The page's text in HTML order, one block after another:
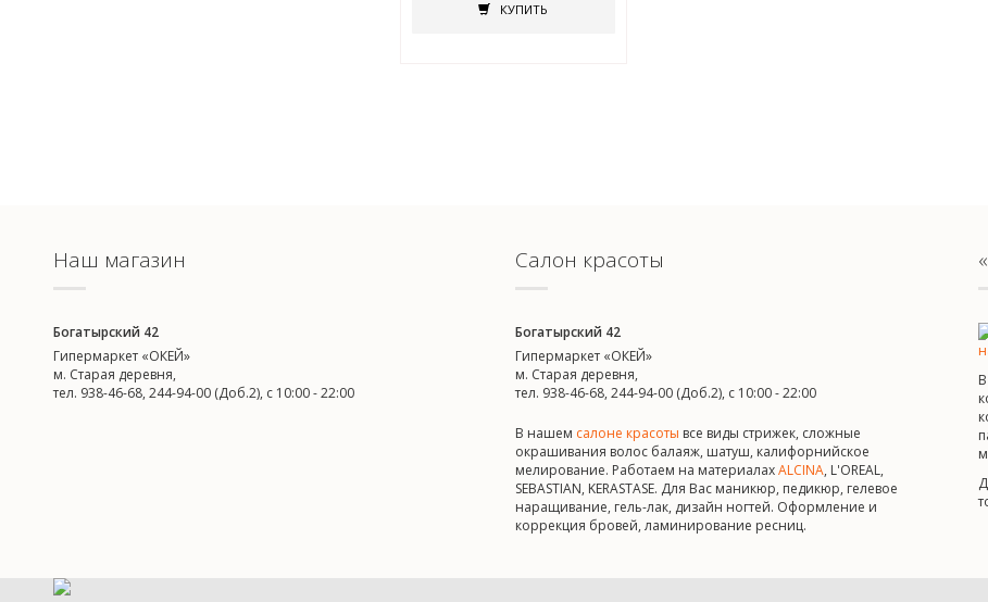
КУПИТЬ
Наш магазин
Богатырский 42
Гипермаркет «ОКЕЙ»
м. Старая деревня,
тел. 938-46-68, 244-94-00 (Доб.2), c 10:00 - 22:00
Салон красоты
Богатырский 42
Гипермаркет «ОКЕЙ»
м. Старая деревня,
тел. 938-46-68, 244-94-00 (Доб.2), c 10:00 - 22:00
В нашем салоне красоты все виды стрижек, сложные
окрашивания волос балаяж, шатуш, калифорнийское
мелирование. Работаем на материалахALCINA, L'OREAL,
SEBASTIAN, KERASTASE. Для Вас маникюр, педикюр, гелевое
наращивание, гель-лак, дизайн ногтей. Оформление и
коррекция бровей, ламинирование ресниц.